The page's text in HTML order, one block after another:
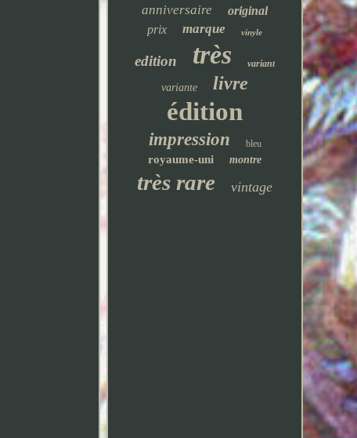
anniversaire
original
prix
marque vinyle
edition très variant
variante livre
édition
impression bleu
royaume-uni montre
très rare vintage